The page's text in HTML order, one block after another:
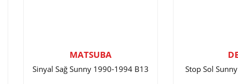
MATSUBA
Sinyal Sağ Sunny 1990-1994 B13 Stop Sol